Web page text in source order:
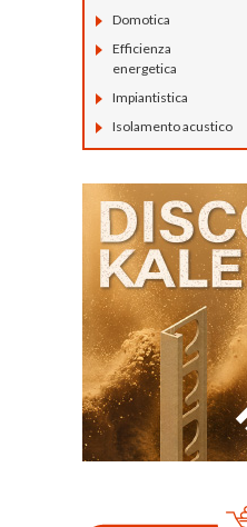
Domotica
Efficienza
energetica
Impiantistica
Isolamento acustico